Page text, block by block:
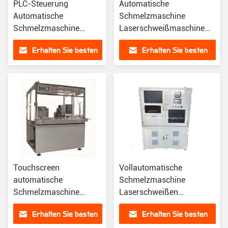
PLC-Steuerung
Automatische
Schmelzmaschine
30KW
Laserschweißmaschine
Erhalten Sie besten
Automatische
Schmelzmaschine
Laserschweißmaschine
für effizientes Schweißen
Erhalten Sie besten
Touchscreen
automatische
Schmelzmaschine
30KW Laserbogen
ArgonErhalten Sie besten
Vollautomatische
Schmelzmaschine
Laserschweißen
Argonbogenschweißen
Maschine Sicherheit
Erhalten Sie besten